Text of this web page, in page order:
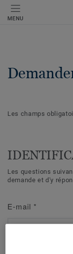
MENU
Les champs
Les questions
demande et d'y
E-mail *